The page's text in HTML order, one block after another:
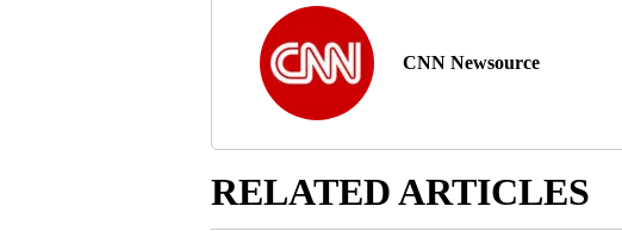
CNN Newsource
RELATED ARTICLES